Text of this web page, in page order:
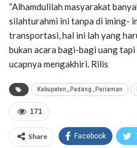
“Alhamdulilah masyarakat
silahturahmi ini tanpa di iming-
transportasi, hal ini lah yang
bukan acara bagi-bagi uang tapi
ucapnya mengakhiri. Rilis
Kabupaten_Padang_Pariaman
171
Share Facebook